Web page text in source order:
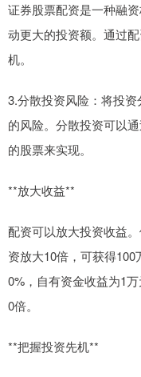
证券股票配资是一种融
动更大的投资额。通过
机。
3.分散投资风险：将投
的风险。分散投资可以
的股票来实现。
**放大收益**
配资可以放大投资收益
资放大10倍，可获得
0%，自有资金收益为1
0倍。
**把握投资先机**